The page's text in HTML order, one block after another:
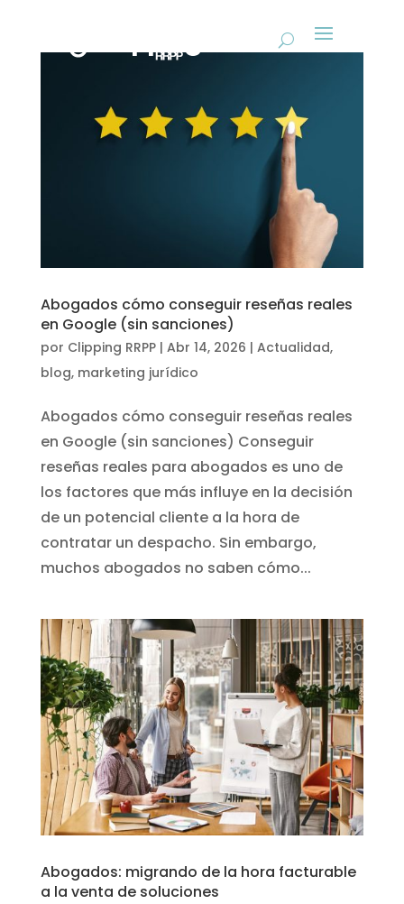
Abogados cómo conseguir reseñas reales
en Google (sin sanciones)
por Clipping RRPP| Abr 14, 2026 | Actualidad,
blog, marketing jurídico
Abogados cómo conseguir reseñas reales
en Google (sin sanciones) Conseguir
reseñas reales para abogados es uno de
los factores que más influye en la decisión
de un potencial cliente a la hora de
contratar un despacho. Sin embargo,
muchos abogados no saben cómo...
Abogados: migrando de la hora facturable
a la venta de soluciones